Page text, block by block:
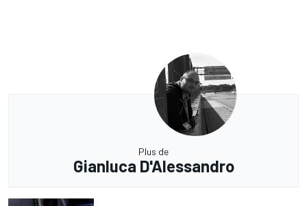
Plus de
Gianluca D'Alessandro